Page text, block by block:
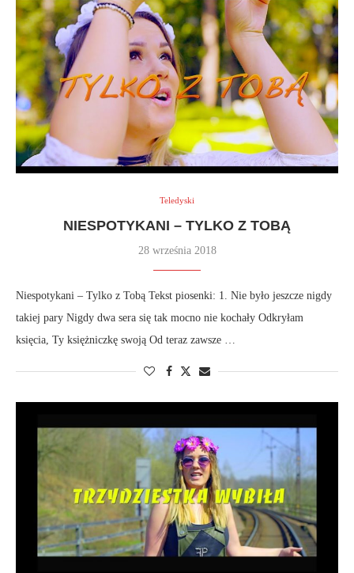
Teledyski
NIESPOTYKANI – TYLKO Z TOBĄ
28 września 2018
Niespotykani – Tylko z Tobą Tekst piosenki: 1. Nie było jeszcze nigdy
takiej pary Nigdy dwa sera się tak mocno nie kochały Odkryłam
księcia, Ty księżniczkę swoją Od teraz zawsze …